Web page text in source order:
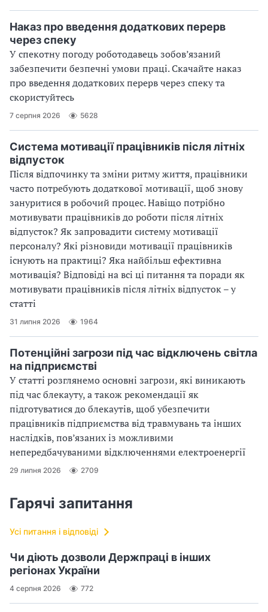
Наказ про введення додаткових перерв
через спеку
У спекотну погоду роботодавець зобов’язаний
забезпечити безпечні умови праці. Скачайте наказ
про введення додаткових перерв через спеку та
скористуйтесь
7 серпня 2026 5628
Система мотивації працівників після літніх
відпусток
Після відпочинку та зміни ритму життя, працівники
часто потребують додаткової мотивації, щоб знову
зануритися в робочий процес. Навіщо потрібно
мотивувати працівників до роботи після літніх
відпусток? Як запровадити систему мотивації
персоналу? Які різновиди мотивації працівників
існують на практиці? Яка найбільш ефективна
мотивація? Відповіді на всі ці питання та поради як
мотивувати працівників після літніх відпусток – у
статті
31 липня 2026 1964
Потенційні загрози під час відключень світла
на підприємстві
У статті розглянемо основні загрози, які виникають
під час блекауту, а також рекомендації як
підготуватися до блекаутів, щоб убезпечити
працівників підприємства від травмувань та інших
наслідків, пов’язаних із можливими
непередбачуваними відключеннями електроенергії
29 липня 2026 2709
Гарячі запитання
Усі питання і відповіді
Чи діють дозволи Держпраці в інших
регіонах України
4 серпня 2026 772